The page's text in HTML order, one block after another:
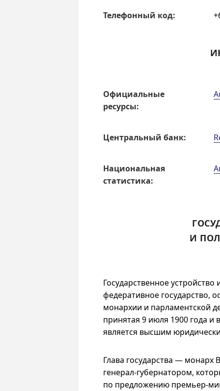
Телефон­ный код:
Офи­циаль­ные
ресурсы:
Центра­ль­ный банк:
Нацио­наль­ная
статис­тика:
И
Государственное
федеративное государство,
монархии и парламентской
принятая 9 июля 1900 года и
является высшим
Глава государства — монарх
генерал-губернатором,
по предложению премьер-